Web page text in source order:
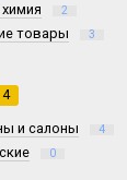
2
товары 3
4
и салоны 4
0